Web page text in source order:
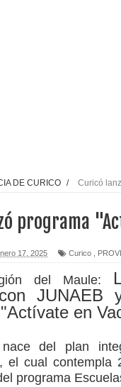
despliegue para
analizan el creciente
al Gobierno en medio
de interconexión
a usuarios de
en tecnología
vacunación escolar
bajas temperaturas
en gasto por viajes y
DE CURICO / Curicó
programa
17, 2025 Curico
del Maule:
JUNAEB
en
del plan
el cual
programa